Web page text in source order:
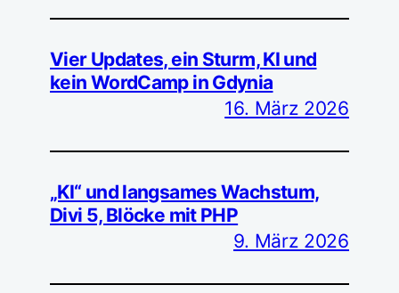
Vier Updates, ein Sturm, KI und
kein WordCamp in Gdynia
16. März 2026
„KI“ und langsames Wachstum,
Divi 5, Blöcke mit PHP
9. März 2026